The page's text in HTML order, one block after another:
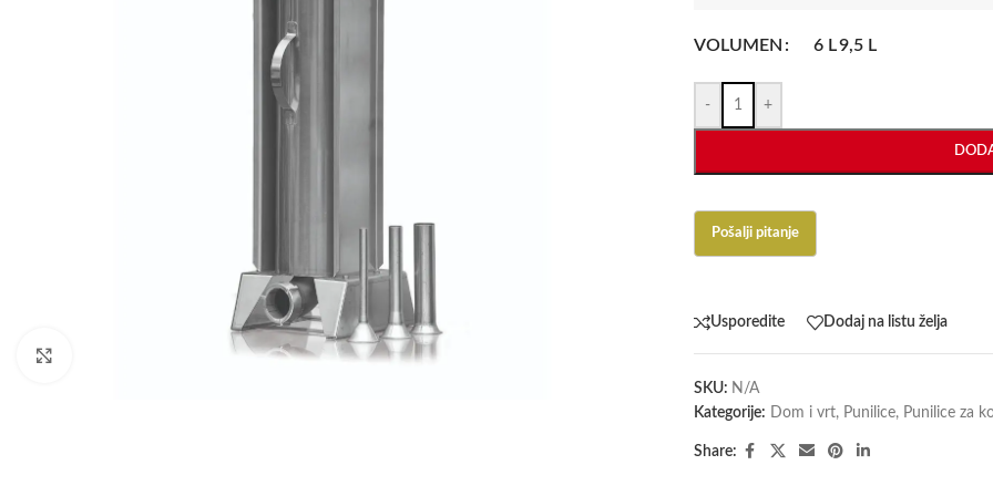
VOLUMEN 6 L9,5 L
- +
Usporedite Dodaj na listu želja
SKU: N/A
Kategorije: Dom i vrt, Punilice, Punilice za
Share: